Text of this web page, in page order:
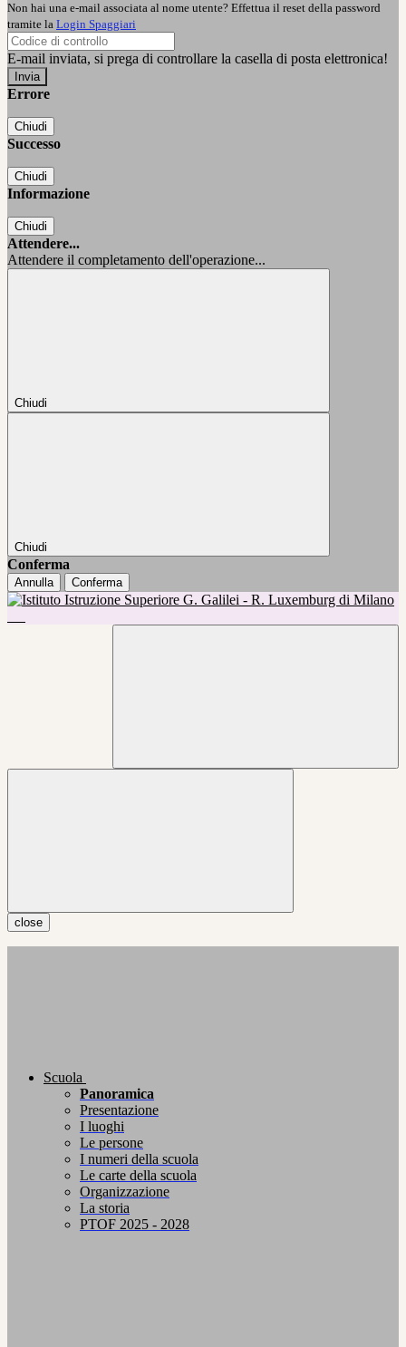
Non hai una e-mail associata al nome utente? Effettua il reset della password
tramite la Login Spaggiari
E-mail inviata, si prega di controllare la casella di posta elettronica!
Errore
Chiudi
Successo
Chiudi
Informazione
Chiudi
Attendere...
Attendere il completamento dell'operazione...
Chiudi
Chiudi
Conferma
Annulla Conferma
close
Scuola
Panoramica
Presentazione
I luoghi
Le persone
I numeri della scuola
Le carte della scuola
Organizzazione
La storia
PTOF 2025 - 2028